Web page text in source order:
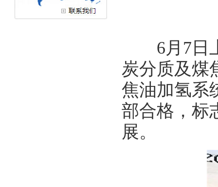
6月7日上
炭分质及煤
焦油加氢系
部合格，标
展。